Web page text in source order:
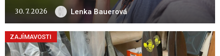
30. 7. 2026 Lenka Bauerová
ZAJÍMAVOSTI